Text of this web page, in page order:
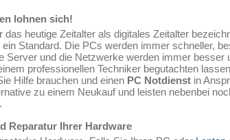
lohnen sich!
heutige Zeitalter als digitales Zeitalter
Standard. Die PCs werden immer schneller,
Server und die Netzwerke werden immer besser
professionellen Techniker begutachten
Hilfe brauchen und einen PC Notdienst in
zu einem Neukauf und leisten nebenbei
Reparatur Ihrer Hardware